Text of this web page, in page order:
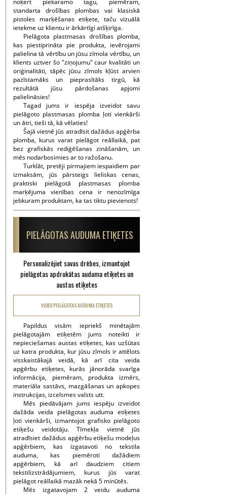
noķert piekaramo tagu, piemēram,
standarta drošības plombas vai klasiskā
pistoles marķēšanas etiķete, taču vizuālā
ietekme uz klientu ir ārkārtīgi atšķirīga.
Pielāgota plastmasas drošības plomba,
kas piestiprināta pie produkta, ievērojami
palielina tā vērtību un jūsu zīmola vērtību, un
klients uztver šo "ziņojumu" caur kvalitāti un
oriģinalitāti, tāpēc jūsu zīmols kļūst arvien
pazīstamāks un pieprasītāks tirgū, kā
rezultātā jūsu pārdošanas apjomi
palielināsies!
Tagad jums ir iespēja izveidot savu
pielāgoto plastmasas plomba ļoti vienkārši
un ātri, tieši tā, kā vēlaties!
Šajā vietnē jūs atradīsit dažādus apģērba
plomba, kurus varat pielāgot reāllaikā, pat
bez grafiskās rediģēšanas zināšanām, un
mēs nodarbosimies ar to ražošanu.
Turklāt, pretēji pirmajiem iespaidiem par
izmaksām, jūs pārsteigs lieliskas cenas,
praktiski pielāgotā plastmasas plomba
marķējuma vienības cena ir nenozīmīga
jebkuram produktam, ka tas tiktu pievienots!
PIELĀGOTAS AUDUMA ETIĶETES
Personalizējiet savas drēbes, izmantojot
pielāgotas apdrukātas auduma etiķetes un
austas etiķetes
VIDEO PIELĀGOTAS AUDUMA ETIĶETES
Papildus visām iepriekš minētajām
pielāgotajām etiķetēm jums noteikti ir
nepieciešamas austas etiķetes, kas uzšūtas
uz katra produkta, kur jūsu zīmols ir attēlots
visskaistākajā veidā, kā arī cita veida
apģērbu etiķetes, kurās jānorāda svarīga
informācija, piemēram, produkta izmērs,
materiāla sastāvs, mazgāšanas un apkopes
instrukcijas, izcelsmes valsts utt.
Mēs piedāvājam jums iespēju izveidot
dažāda veida pielāgotas auduma etiķetes
ļoti vienkārši, izmantojot grafisko pielāgoto
etiķešu veidotāju. Tīmekļa vietnē jūs
atradīsiet dažādus apģērbu etiķešu modeļus
apģērbiem, kas izgatavoti no tekstila
auduma, kas piemēroti dažādiem
apģērbiem, kā arī daudziem citiem
tekstilizstrādājumiem, kurus jūs varat
pielāgot reāllaikā mazāk nekā 5 minūtēs.
Mēs izgatavojam 2 veidu auduma